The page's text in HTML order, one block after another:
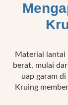
Material lantai
berat, mulai
uap garam di
Kruing